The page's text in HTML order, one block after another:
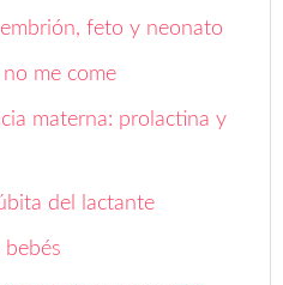
feto y neonato
me come
materna: prolactina y
del lactante